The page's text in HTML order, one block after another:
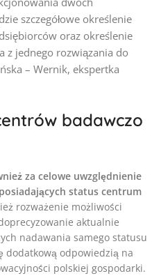
szczegółowe określenie
oraz określenie
z jednego rozwiązania do
– Wernik, ekspertka
badawczo
za celowe uwzględnienie
status centrum
rozważenie możliwości
aktualnie
nadawania samego statusu
dodatkową odpowiedzią na
polskiej gospodarki.